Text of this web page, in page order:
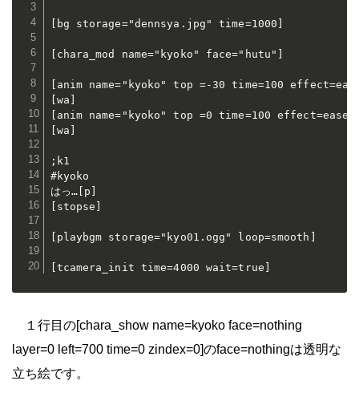
[bg storage="dennsya.jpg" time=1000]
[chara_mod name="kyoko" face="hutu"]
[anim name="kyoko" top =-30 time=100
[wa]
[anim name="kyoko" top =0 time=100
[wa]
;k1
#kyoko
はっ…[p]
[stopse]
[playbgm storage="kyo01.ogg" loop=smooth]
[tcamera_init time=4000 wait=true]
１行目の[chara_show name=kyoko face=nothing
layer=0 left=700 time=0 zindex=0]のface=nothingは透明な
立ち絵です。